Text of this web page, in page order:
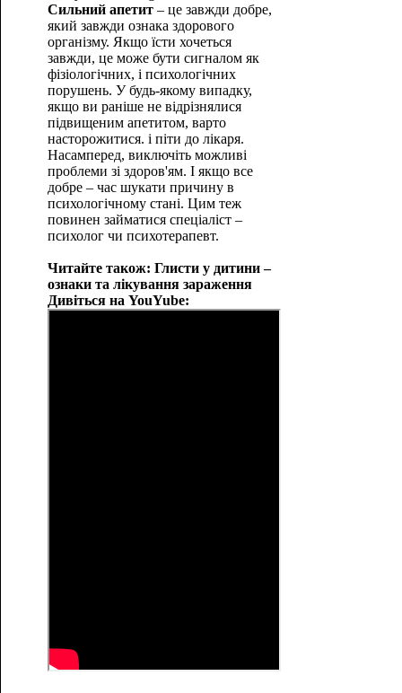
Сильний апетит– це завжди добре,
який завжди ознака здорового
організму. Якщо їсти хочеться
завжди, це може бути сигналом як
фізіологічних, і психологічних
порушень. У будь-якому випадку,
якщо ви раніше не відрізнялися
підвищеним апетитом, варто
насторожитися. і піти до лікаря.
Насамперед, виключіть можливі
проблеми зі здоров'ям. І якщо все
добре – час шукати причину в
психологічному стані. Цим теж
повинен займатися спеціаліст –
психолог чи психотерапевт.
Читайте також: Глисти у дитини –
ознаки та лікування зараження
Дивіться на YouYube: